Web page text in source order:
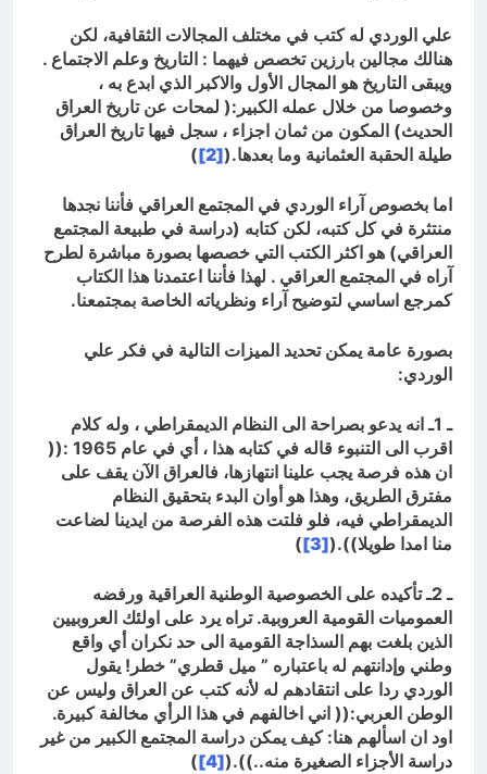
علي الوردي له كتب في مختلف المجالات الثقافية، لكن
هنالك مجالين بارزين تخصص فيهما : التاريخ وعلم الاجتماع .
ويبقى التاريخ هو المجال الأول والاكبر الذي ابدع به ،
وخصوصا من خلال عمله الكبير:( لمحات عن تاريخ العراق
الحديث) المكون من ثمان اجزاء ، سجل فيها تاريخ العراق
طيلة الحقبة العثمانية وما بعدها.([2]
)
اما بخصوص آراء الوردي في المجتمع العراقي فأننا نجدها
منتثرة في كل كتبه، لكن كتابه (دراسة في طبيعة المجتمع
العراقي) هو اكثر الكتب التي خصصها بصورة مباشرة لطرح
آراه في المجتمع العراقي . لهذا فأننا اعتمدنا هذا الكتاب
كمرجع اساسي لتوضيح آراء ونظرياته الخاصة بمجتمعنا.
بصورة عامة يمكن تحديد الميزات التالية في فكر علي
الوردي:
ـ 1ـ انه يدعو بصراحة الى النظام الديمقراطي ، وله كلام
اقرب الى التنبوء قاله في كتابه هذا ، أي في عام 1965 :((
ان هذه فرصة يجب علينا انتهازها، فالعراق الآن يقف على
مفترق الطريق، وهذا هو أوان البدء بتحقيق النظام
الديمقراطي فيه، فلو فلتت هذه الفرصة من ايدينا لضاعت
منا امدا طويلا)).([3]
)
ـ 2ـ تأكيده على الخصوصية الوطنية العراقية ورفضه
العموميات القومية العروبية. تراه يرد على اولئك العروبيين
الذين بلغت بهم السذاجة القومية الى حد نكران أي واقع
وطني وإدانتهم له باعتباره ” ميل قطري” خطر! يقول
الوردي ردا على انتقادهم له لأنه كتب عن العراق وليس عن
الوطن العربي:(( اني اخالفهم في هذا الرأي مخالفة كبيرة.
اود ان اسألهم هنا: كيف يمكن دراسة المجتمع الكبير من غير
دراسة الأجزاء الصغيرة منه..)).([4]
)